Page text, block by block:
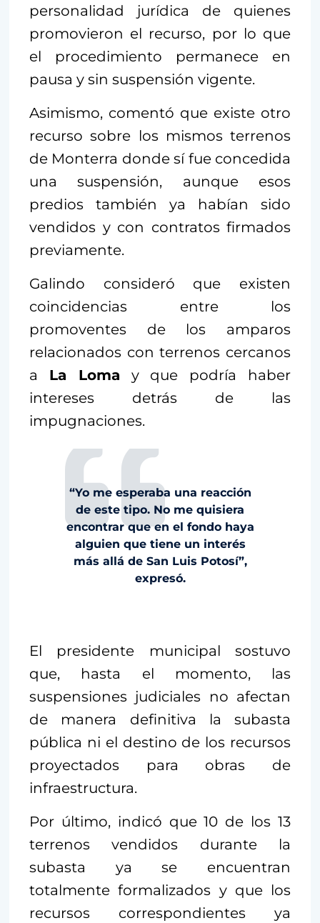
personalidad jurídica de quienes
promovieron el recurso, por lo que
el procedimiento permanece en
pausa y sin suspensión vigente.
Asimismo, comentó que existe otro
recurso sobre los mismos terrenos
de Monterra donde sí fue concedida
una suspensión, aunque esos
predios también ya habían sido
vendidos y con contratos firmados
previamente.
Galindo consideró que existen
coincidencias entre los
promoventes de los amparos
relacionados con terrenos cercanos
a La Loma y que podría haber
intereses detrás de las
impugnaciones.
“Yo me esperaba una reacción
de este tipo. No me quisiera
encontrar que en el fondo haya
alguien que tiene un interés
más allá de San Luis Potosí”,
expresó.
El presidente municipal sostuvo
que, hasta el momento, las
suspensiones judiciales no afectan
de manera definitiva la subasta
pública ni el destino de los recursos
proyectados para obras de
infraestructura.
Por último, indicó que 10 de los 13
terrenos vendidos durante la
subasta ya se encuentran
totalmente formalizados y que los
recursos correspondientes ya